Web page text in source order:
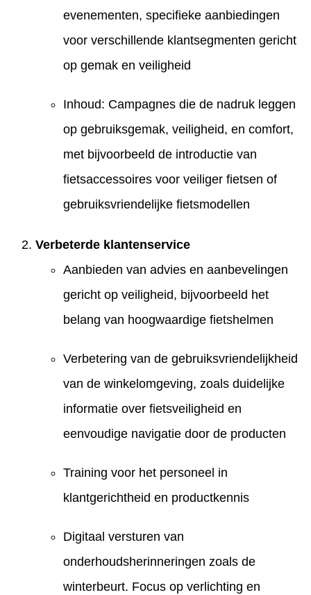
evenementen, specifieke aanbiedingen
voor verschillende klantsegmenten gericht
op gemak en veiligheid
Inhoud: Campagnes die de nadruk leggen
op gebruiksgemak, veiligheid, en comfort,
met bijvoorbeeld de introductie van
fietsaccessoires voor veiliger fietsen of
gebruiksvriendelijke fietsmodellen
Verbeterde klantenservice
Aanbieden van advies en aanbevelingen
gericht op veiligheid, bijvoorbeeld het
belang van hoogwaardige fietshelmen
Verbetering van de gebruiksvriendelijkheid
van de winkelomgeving, zoals duidelijke
informatie over fietsveiligheid en
eenvoudige navigatie door de producten
Training voor het personeel in
klantgerichtheid en productkennis
Digitaal versturen van
onderhoudsherinneringen zoals de
winterbeurt. Focus op verlichting en